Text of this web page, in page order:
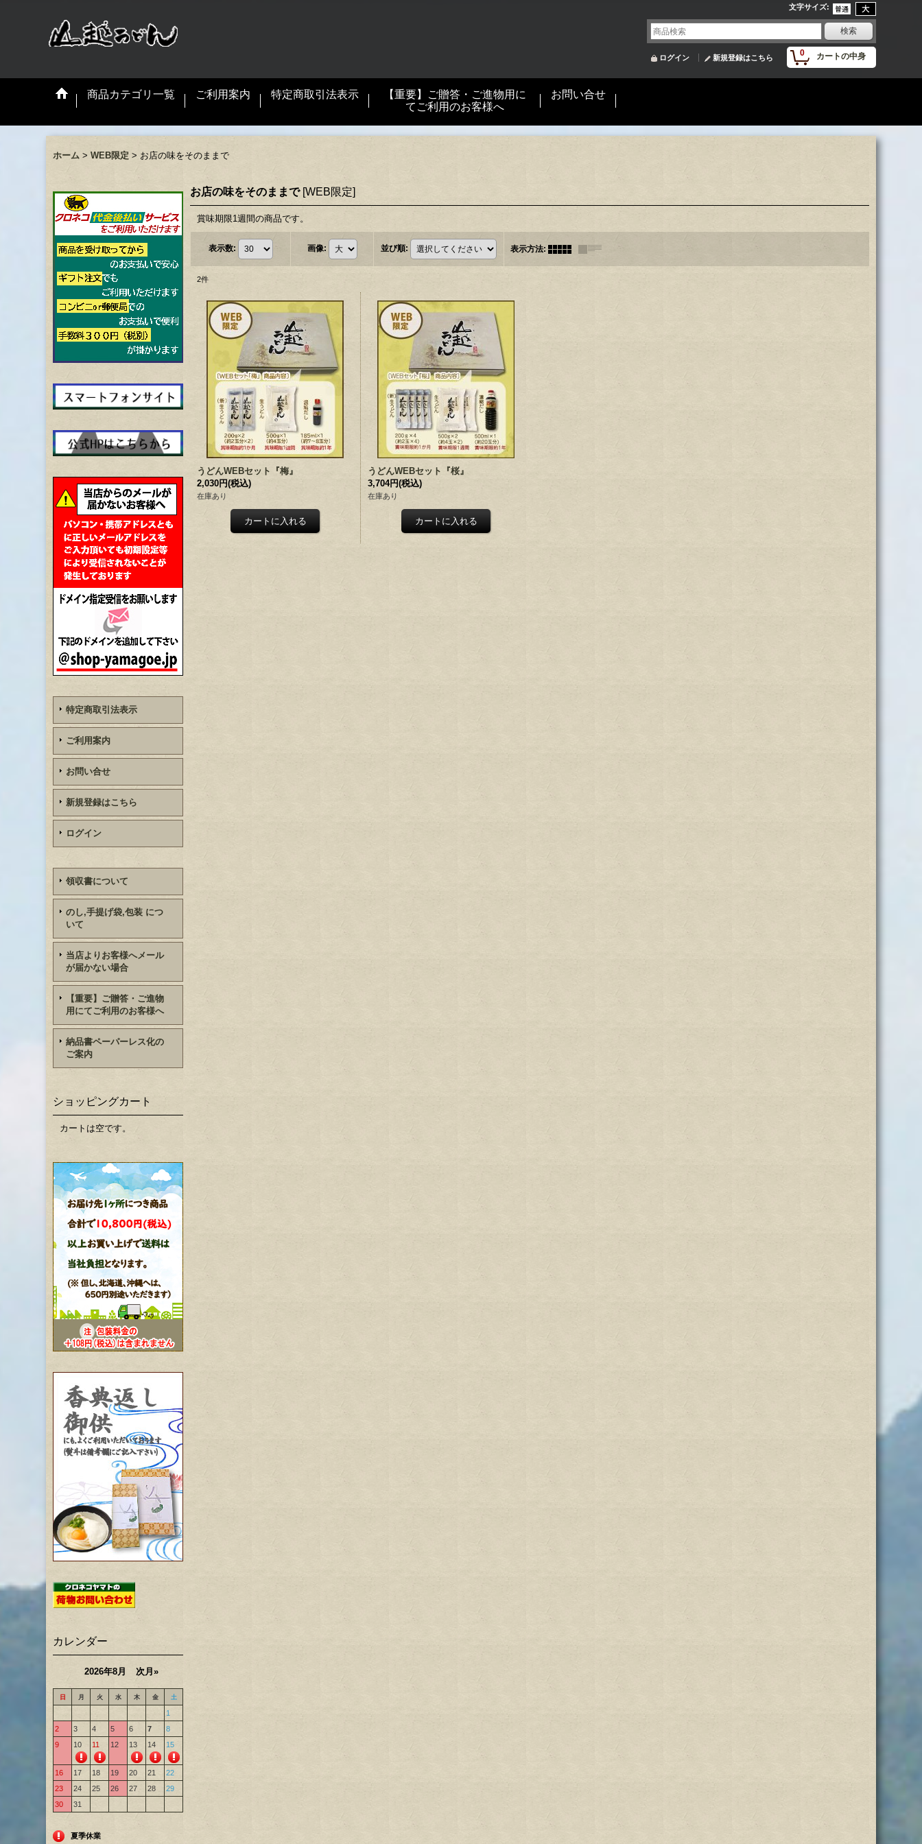
文字サイズ:
0 カートの中身
ログイン 新規登録はこちら
商品カテゴリ一覧 ご利用案内 特定商取引法表示
【重要】ご贈答・ご進物用に
てご利用のお客様へ
お問い合せ
ホーム > WEB限定 > お店の味をそのままで
特定商取引法表示
ご利用案内
お問い合せ
新規登録はこちら
ログイン
領収書について
のし,手提げ袋,包装 につ
いて
当店よりお客様へメール
が届かない場合
【重要】ご贈答・ご進物
用にてご利用のお客様へ
納品書ペーパーレス化の
ご案内
ショッピングカート
カートは空です。
カレンダー
2026年8月 次月»
日 月 火 水 木 金 土
1
2
3 4 5 6 7
8
9
10 11 12 13 14 15
16 17 18 19 20 21
22
23
24 25 26 27 28
29
30
31
夏季休業
お店の味をそのままで [WEB限定]
賞味期限1週間の商品です。
表示数: 画像: 並び順: 表示方法:
2件
うどんWEBセット『梅』
2,030円(税込)
在庫あり
うどんWEBセット『桜』
3,704円(税込)
在庫あり